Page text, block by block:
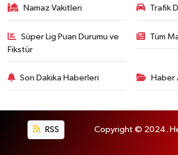
Namaz Vakitleri Trafik
Süper Lig Puan Durumu ve
Fikstür
Tüm
Son Dakika Haberleri Haber
RSS Copyright © 2024. Her